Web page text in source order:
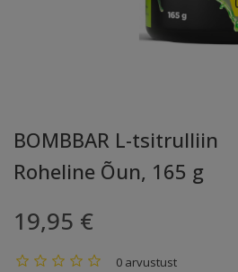
BOMBBAR L-tsitrulliin
Roheline Õun, 165 g
19,95 €
0 arvustust